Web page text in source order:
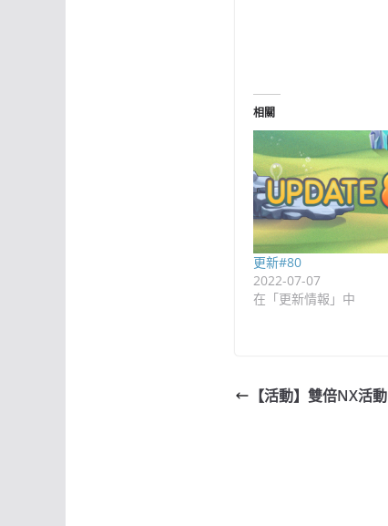
相關
更新#80
2022-07-07
在「更新情報」中
【活動】雙倍NX活動